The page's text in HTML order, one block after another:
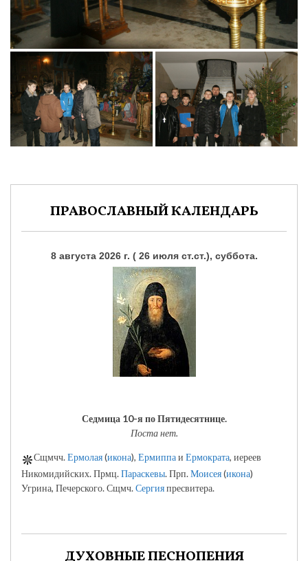
ПРАВОСЛАВНЫЙ КАЛЕНДАРЬ
8 августа 2026 г. ( 26 июля ст.ст.), суббота.
Седмица 10-я по Пятидесятнице.
Поста нет.
Сщмчч.Ермолая(икона), Ермиппаи Ермократа, иереев
Никомидийских. Прмц.Параскевы. Прп.Моисея(икона)
Угрина, Печерского. Сщмч.Сергияпресвитера.
ДУХОВНЫЕ ПЕСНОПЕНИЯ